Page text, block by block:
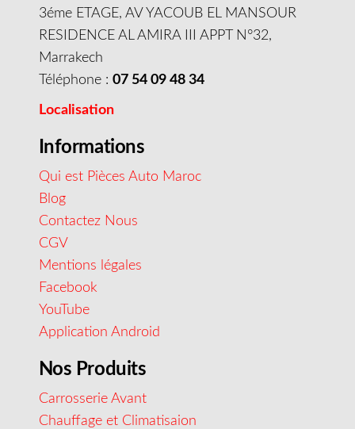
3éme ETAGE, AV YACOUB EL MANSOUR
RESIDENCE AL AMIRA III APPT N°32,
Marrakech
Téléphone : 07 54 09 48 34
Localisation
Informations
Qui est Pièces Auto Maroc
Blog
Contactez Nous
CGV
Mentions légales
Facebook
YouTube
Application Android
Nos Produits
Carrosserie Avant
Chauffage et Climatisaion